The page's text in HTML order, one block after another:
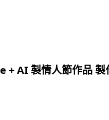
+ AI 製情人節作品 製